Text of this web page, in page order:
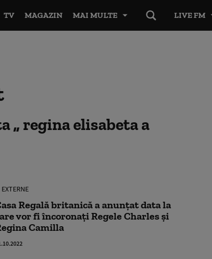
LIVE FM
TV MAGAZIN MAI MULTE
regina elisabeta a
EXTERNE
Regală britanică a anunțat data la
vor fi încoronați Regele Charles și
Camilla